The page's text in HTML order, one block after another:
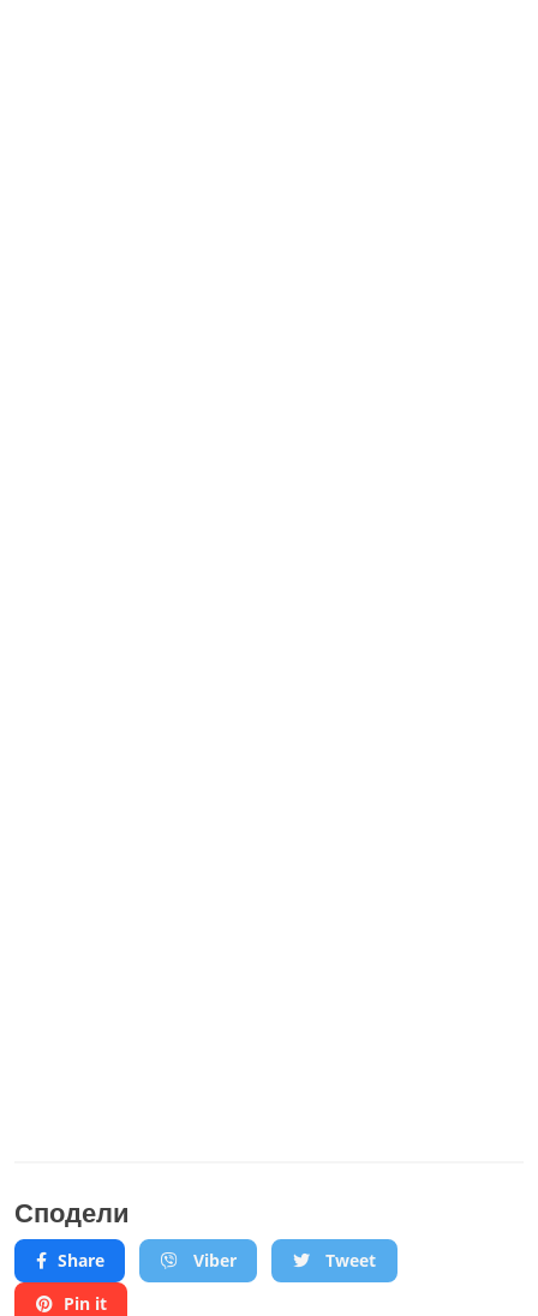
Сподели
Share Viber
Tweet
Pin it